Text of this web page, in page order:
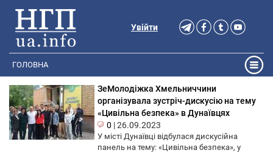
Увійти
ГОЛОВНА
ЗеМолодіжка Хмельниччини
організувала зустріч-дискусію на тему
«Цивільна безпека» в Дунаївцях
0 |26.09.2023
У місті Дунаївці відбулася дискусійна
панель на тему: «Цивільна безпека», у